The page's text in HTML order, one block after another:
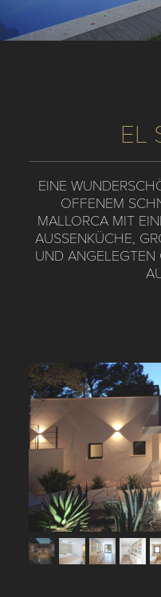
EL
EINE
OFFENEM
MALLORCA MIT
AUSSENKÜCHE,
D ANGELEGTEN